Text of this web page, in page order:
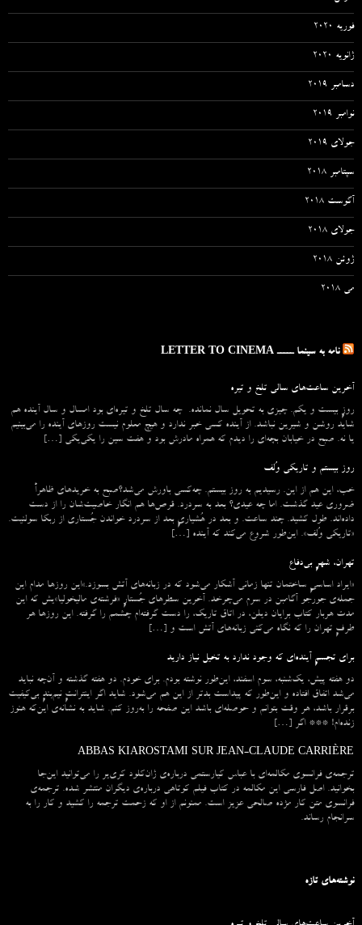
فوریه 2020
ژانویه 2020
دسامبر 2019
نوامبر 2019
جولای 2019
سپتامبر 2018
آگوست 2018
جولای 2018
ژوئن 2018
می 2018
نامه به سینما ـــــ LETTER TO CINEMA
آخرین ساعت‌های سالی تلخ و تیره
روزِ بیست و یکم. چیزی به تحویل سال نمانده. چه سال تلخ و تیره‌ای بود امسال و سال آینده هم
شاید روشن و شیرین نباشد. از آینده کسی خبر ندارد و هیچ معلوم نیست روزهای آینده را می‌بینیم
یا نه. صبح در خیابان بچه‌ای را دیدم که همراه مادرش بود و هفت سین را یکی‌یکی […]
روز بیستم و تاریکی وُلف
خب، این هم از این. رسیدیم به روز بیستم. چه‌کسی باورش می‌شد؟صبح به خریدهای ظاهراً
ضروری عید گذشت. اما چه عیدی؟ بعد به سردرد. قرص‌ها هم انگار خاصیت‌شان را از دست
داده‌اند. طول کشید. چند ساعت. و بعد در هُشیاریِ بعد از سردرد خواندن جُستاری از ربکا سولنیت.
«تاریکی وُلف». این‌طور شروع می‌‌کند که آینده […]
تهران، شهرِ بی‌دفاع
«ایراد اساسیِ ساختمان تنها زمانی آشکار می‌شود که در زبانه‌‌های آتش بسوزد.»این روزها مدام این
جمله‌ی جورجو آگامبن در سرم می‌چرخد. آخرین سطرهای جُستارِ «فرشته‌ی مالیخولیا»یش که این
مدت هربار کتاب برایان دیلن، در اتاق تاریک، را دست گرفته‌ام چشمم را گرفته. این روزها هر
طرفِ تهران را که نگاه می‌کنی زبانه‌های آتش است و […]
برای تجسمِ آینده‌ای که وجود ندارد به تخیل نیاز دارید
دو هفته پیش، یک‌شنبه، سوم اسفند، این‌طور نوشته بودم. برای خودم. دو هفته گذشته و آن‌چه نباید
می‌شد اتفاق افتاده و این‌طور که پیداست بدتر از این هم می‌شود. شاید اگر اینترانتِ نیم‌بندِ بی‌کیفیت
برقرار باشد، هر وقت بتوانم و حوصله‌ای باشد این صفحه را به‌روز کنم. شاید به نشانه‌ی این‌که هنوز
زنده‌ام! *** اگر […]
ABBAS KIAROSTAMI SUR JEAN-CLAUDE CARRIÈRE
ترجمه‌ی فرانسوی مکالمه‌ای با عباس کیارستمی درباره‌ی ژان‌کلود کری‌یر را می‌توانید این‌جا
بخوانید. اصل فارسی این مکالمه در کتاب فیلم کوتاهی درباره‌ی دیگران منتشر شده. ترجمه‌ی
فرانسوی متن کار مژده صالحی عزیز است. ممنونم از او که زحمت ترجمه را کشید و کار را به
سرانجام رساند.
نوشته‌های تازه